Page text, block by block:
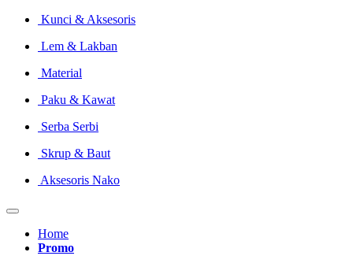
Kunci & Aksesoris
Lem & Lakban
Material
Paku & Kawat
Serba Serbi
Skrup & Baut
Aksesoris Nako
Home
Promo